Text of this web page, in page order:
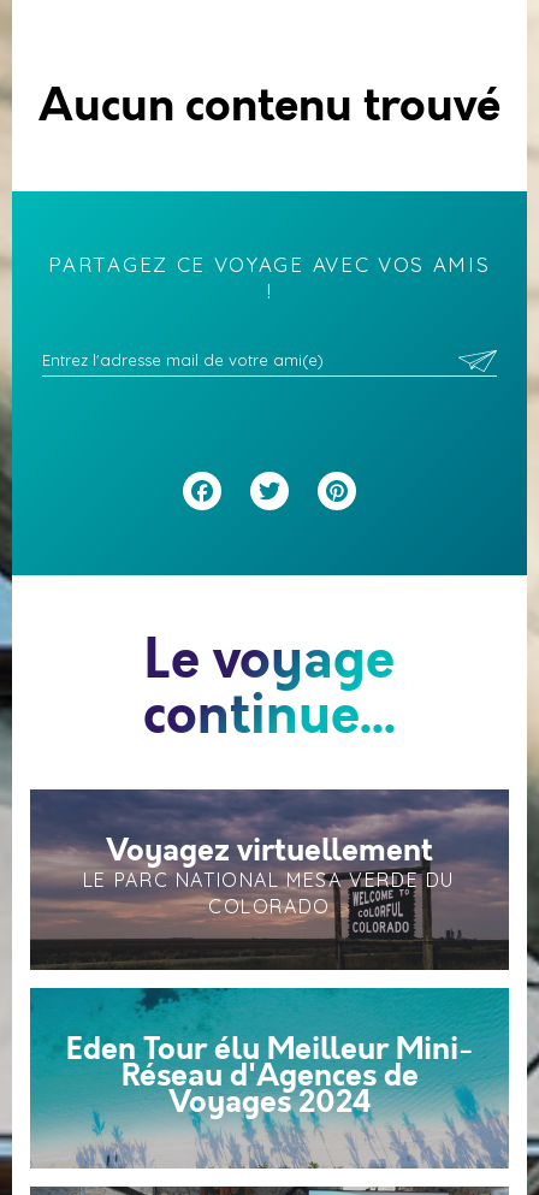
Aucun contenu trouvé
PARTAGEZ CE VOYAGE AVEC VOS AMIS
!
Facebook
Twitter
Le voyage
continue...
Voyagez virtuellement
LE PARC NATIONAL MESA VERDE DU
COLORADO
Eden Tour élu Meilleur Mini-
Réseau d'Agences de
Voyages 2024